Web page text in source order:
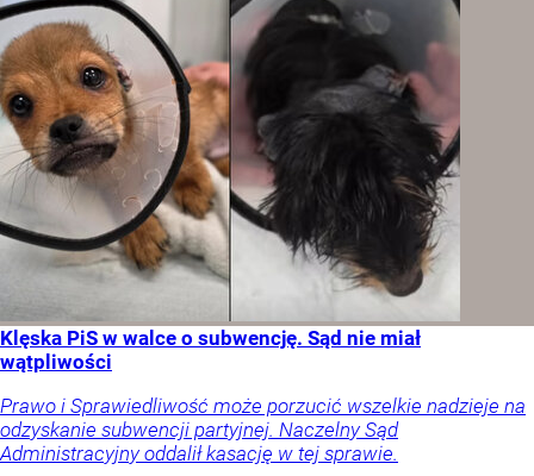
Klęska PiS w walce o subwencję. Sąd nie miał
wątpliwości
Prawo i Sprawiedliwość może porzucić wszelkie nadzieje na
odzyskanie subwencji partyjnej. Naczelny Sąd
Administracyjny oddalił kasację w tej sprawie.